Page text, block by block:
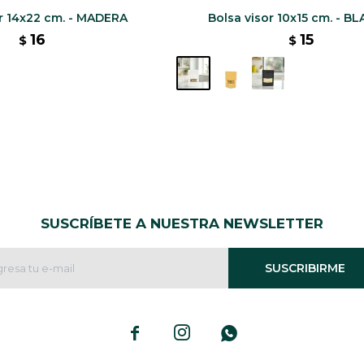
cm. - MADERA
$ 16
Bolsa visor 10x15 cm. -
$ 15
SUSCRÍBETE A NUESTRA NEWSLETTER
SUSCRIBIRME
  